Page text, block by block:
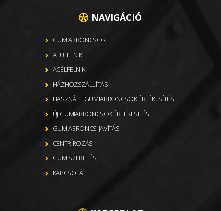
NAVIGÁCIÓ
GUMIABRONCSOK
ALUFELNIK
ACÉLFELNIK
HÁZHOZSZÁLLÍTÁS
HASZNÁLT GUMIABRONCSOK ÉRTÉKESÍTÉSE
ÚJ GUMIABRONCSOK ÉRTÉKESÍTÉSE
GUMIABRONCS-JAVÍTÁS
CENTRÍROZÁS
GUMISZERELÉS
KAPCSOLAT